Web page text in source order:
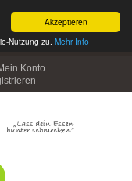
Akzeptieren
Nutzung zu. Mehr Info
Konto